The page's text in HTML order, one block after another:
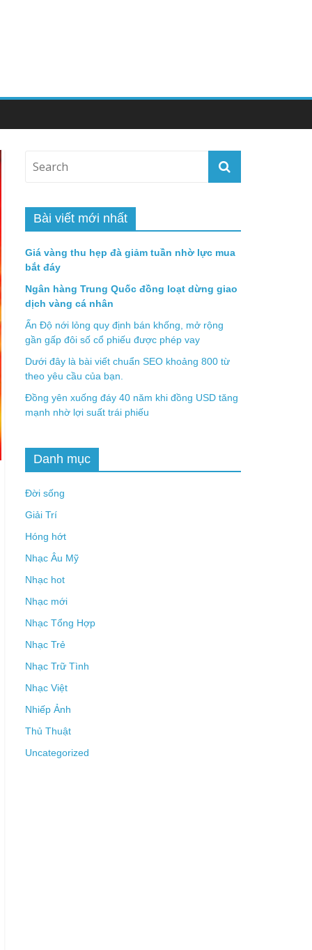
Bài viết mới nhất
Giá vàng thu hẹp đà giảm tuần nhờ lực mua
bắt đáy
Ngân hàng Trung Quốc đồng loạt dừng giao
dịch vàng cá nhân
Ấn Độ nới lỏng quy định bán khống, mở rộng
gần gấp đôi số cổ phiếu được phép vay
Dưới đây là bài viết chuẩn SEO khoảng 800 từ
theo yêu cầu của bạn.
Đồng yên xuống đáy 40 năm khi đồng USD tăng
mạnh nhờ lợi suất trái phiếu
Danh mục
Đời sống
Giải Trí
Hóng hớt
Nhạc Âu Mỹ
Nhạc hot
Nhạc mới
Nhạc Tổng Hợp
Nhạc Trẻ
Nhạc Trữ Tình
Nhạc Việt
Nhiếp Ảnh
Thủ Thuật
Uncategorized